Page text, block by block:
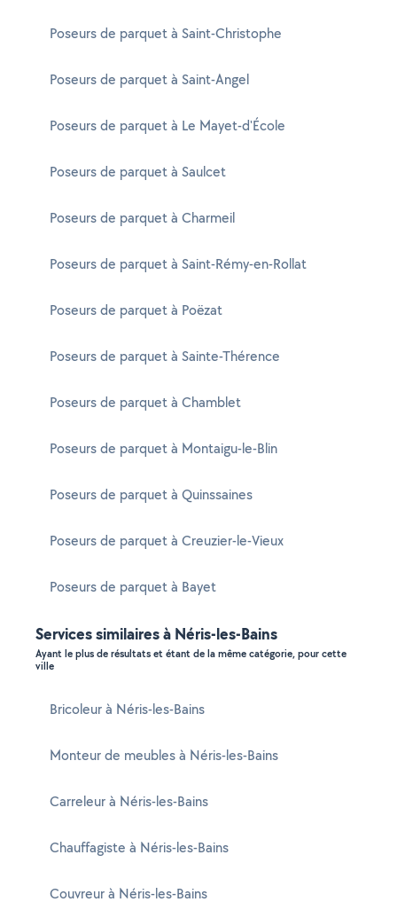
Poseurs de parquet à Saint-Christophe
Poseurs de parquet à Saint-Angel
Poseurs de parquet à Le Mayet-d'École
Poseurs de parquet à Saulcet
Poseurs de parquet à Charmeil
Poseurs de parquet à Saint-Rémy-en-Rollat
Poseurs de parquet à Poëzat
Poseurs de parquet à Sainte-Thérence
Poseurs de parquet à Chamblet
Poseurs de parquet à Montaigu-le-Blin
Poseurs de parquet à Quinssaines
Poseurs de parquet à Creuzier-le-Vieux
Poseurs de parquet à Bayet
Services similaires à Néris-les-Bains
Ayant le plus de résultats et étant de la même catégorie, pour cette
ville
Bricoleur à Néris-les-Bains
Monteur de meubles à Néris-les-Bains
Carreleur à Néris-les-Bains
Chauffagiste à Néris-les-Bains
Couvreur à Néris-les-Bains